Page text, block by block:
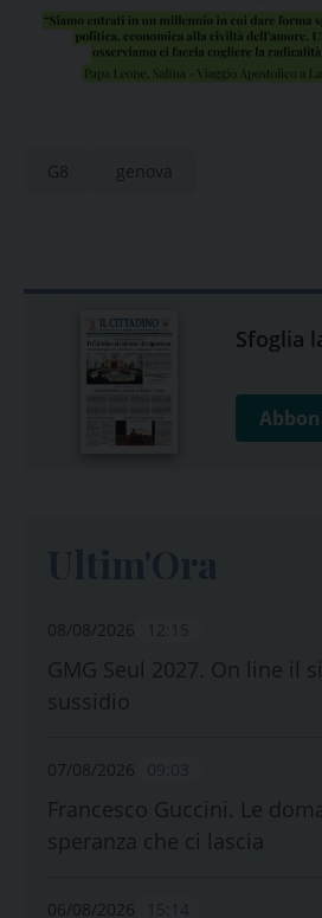
G8 genova
Sfoglia
08/08/2026
GMG Seul 2027. On line il
sussidio
07/08/2026
Francesco Guccini. Le
speranza che ci lascia
06/08/2026